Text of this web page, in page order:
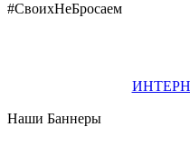
#СвоихНеБросаем
Наши Баннеры